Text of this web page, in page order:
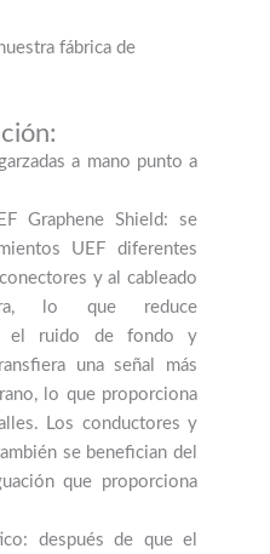
fábrica de
a mano punto a
Graphene Shield: se
UEF diferentes
y al cableado
lo que reduce
el ruido de fondo y
una señal más
lo que proporciona
Los conductores y
se benefician del
que proporciona
después de que el